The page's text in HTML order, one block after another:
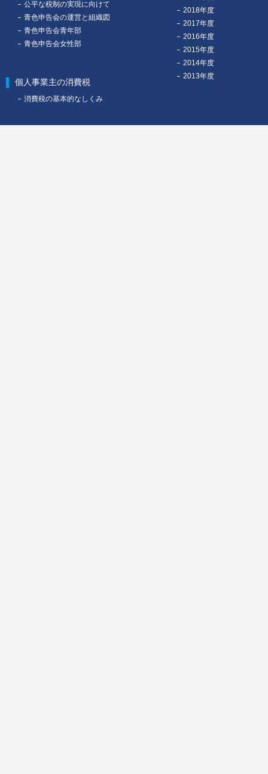
個人事業主の消費税
消費税の基本的なしくみ
公平な税制の実現に向けて
青色申告会の運営と組織図
青色申告会青年部
青色申告会女性部
2018年度
2017年度
2016年度
2015年度
2014年度
2013年度